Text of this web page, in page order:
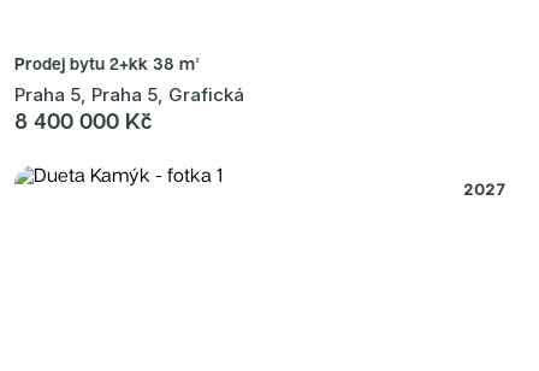
Prodej bytu 2+kk 38 m²
Praha 5, Praha 5, Grafická
8 400 000 Kč
2027